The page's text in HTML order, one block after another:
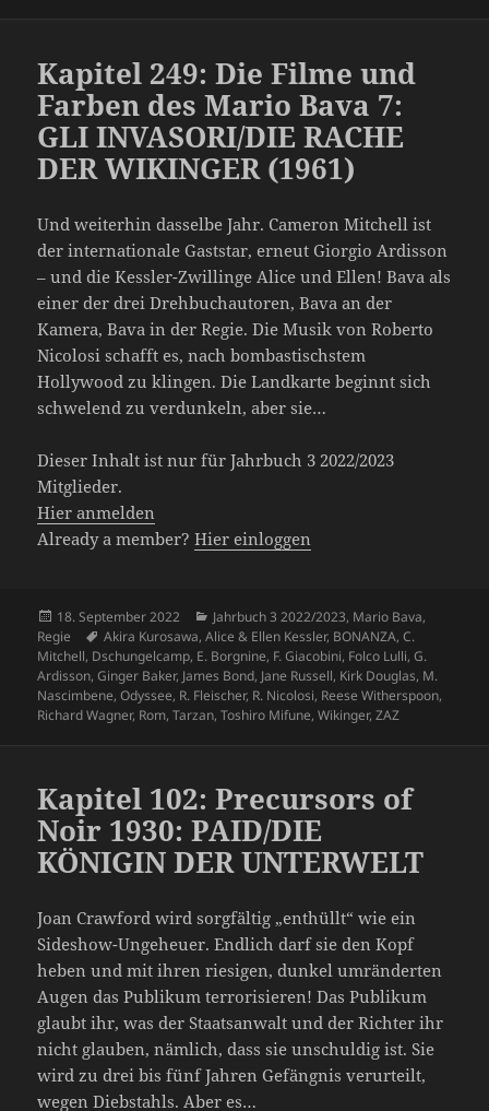
Kapitel 249: Die Filme und
Farben des Mario Bava 7:
GLI INVASORI/DIE RACHE
DER WIKINGER (1961)
Und weiterhin dasselbe Jahr. Cameron Mitchell ist
der internationale Gaststar, erneut Giorgio Ardisson
– und die Kessler-Zwillinge Alice und Ellen! Bava als
einer der drei Drehbuchautoren, Bava an der
Kamera, Bava in der Regie. Die Musik von Roberto
Nicolosi schafft es, nach bombastischstem
Hollywood zu klingen. Die Landkarte beginnt sich
schwelend zu verdunkeln, aber sie…
Dieser Inhalt ist nur für Jahrbuch 3 2022/2023
Mitglieder.
Hier anmelden
Already a member?Hier einloggen
Veröffentlicht
am
18. September 2022 Kategorien
Jahrbuch 3 2022/2023, Mario Bava,
Regie
Schlagwörter
Akira Kurosawa,Alice & Ellen Kessler, BONANZA,C.
Mitchell, Dschungelcamp, E. Borgnine, F. Giacobini, Folco Lulli,G.
Ardisson,Ginger Baker, James Bond, Jane Russell, Kirk Douglas, M.
Nascimbene,Odyssee, R. Fleischer, R. Nicolosi, Reese Witherspoon,
Richard Wagner, Rom,Tarzan,Toshiro Mifune,Wikinger,ZAZ
Kapitel 102: Precursors of
Noir 1930: PAID/DIE
KÖNIGIN DER UNTERWELT
Joan Crawford wird sorgfältig „enthüllt“ wie ein
Sideshow-Ungeheuer. Endlich darf sie den Kopf
heben und mit ihren riesigen, dunkel umränderten
Augen das Publikum terrorisieren! Das Publikum
glaubt ihr, was der Staatsanwalt und der Richter ihr
nicht glauben, nämlich, dass sie unschuldig ist. Sie
wird zu drei bis fünf Jahren Gefängnis verurteilt,
wegen Diebstahls. Aber es…